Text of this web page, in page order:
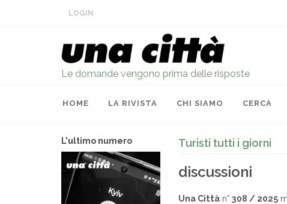
LOGIN
Le domande vengono prima delle risposte
HOME LA RIVISTA CHI SIAMO CERCA
L'ultimo numero Turisti tutti i giorni
discussioni
Una Città n° 308 / 2025